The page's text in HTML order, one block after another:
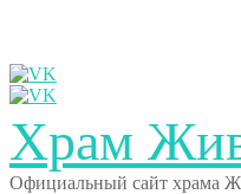
Храм
Официальный сайт храма